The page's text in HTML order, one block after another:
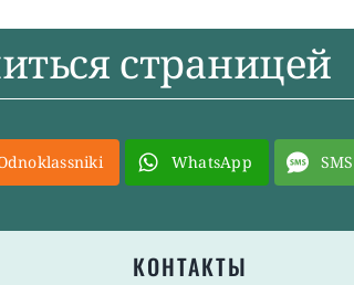
страницей
WhatsApp SMS
КОНТАКТЫ